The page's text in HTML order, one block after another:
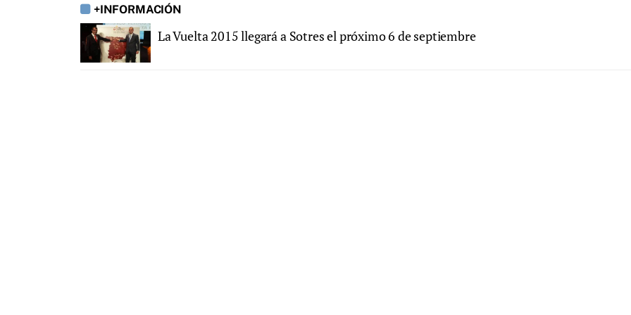
+INFORMACIÓN
La Vuelta 2015 llegará a Sotres el próximo 6 de septiembre